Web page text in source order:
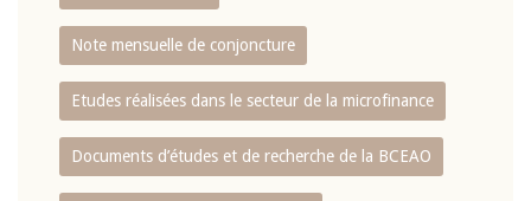
Note mensuelle de conjoncture
Etudes réalisées dans le secteur de la microfinance
Documents d’études et de recherche de la BCEAO